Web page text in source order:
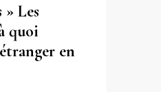
Les
quoi
en